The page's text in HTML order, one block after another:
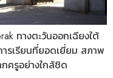
ทางตะวันออกเฉียงใต้
ารเรียนที่ยอดเยี่ยม สภาพ
ครูอย่างใกล้ชิด